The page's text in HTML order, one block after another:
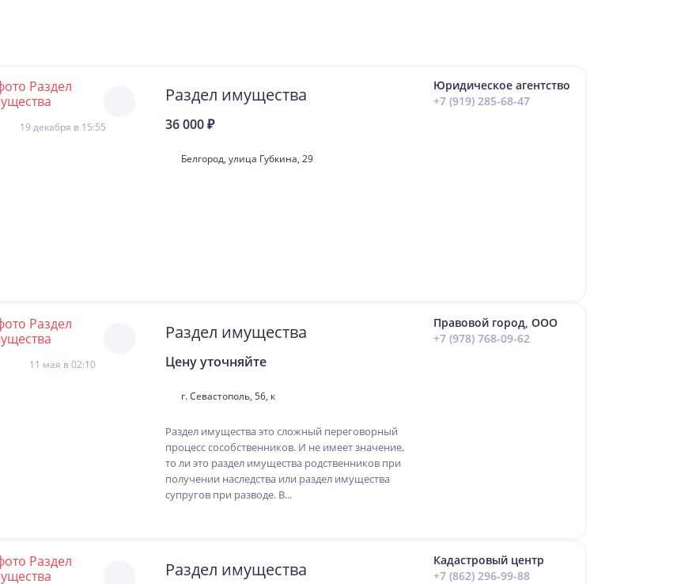
19 декабря в 15:55
Раздел имущества
36 000 ₽
Белгород, улица Губкина, 29
Юридическое агентство
+7 (919) 285-68-47
11 мая в 02:10
Раздел имущества
Цену уточняйте
г. Севастополь, 56, к
Раздел имущества это сложный переговорный
процесс сособственников. И не имеет значение,
то ли это раздел имущества родственников при
получении наследства или раздел имущества
супругов при разводе. В...
Правовой город, ООО
+7 (978) 768-09-62
Раздел имущества
Кадастровый центр
+7 (862) 296-99-88